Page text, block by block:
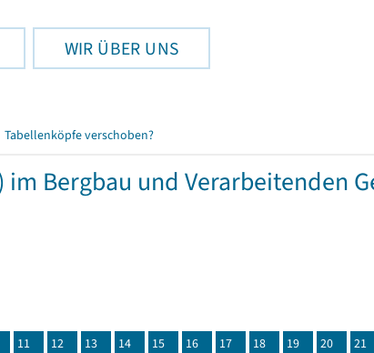
WIR ÜBER UNS
Tabellenköpfe verschoben?
Bergbau und Verarbeitenden
11 12 13 14 15 16 17 18 19 20 21